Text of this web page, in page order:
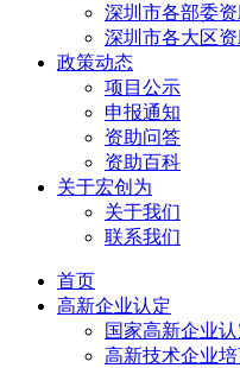
深圳市各部委资
深圳市各大区资
政策动态
项目公示
申报通知
资助问答
资助百科
关于宏创为
关于我们
联系我们
首页
高新企业认定
国家高新企业
高新技术企业